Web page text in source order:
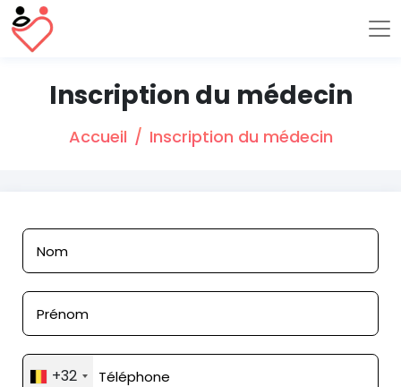
Inscription du médecin
Accueil Inscription du médecin
+32